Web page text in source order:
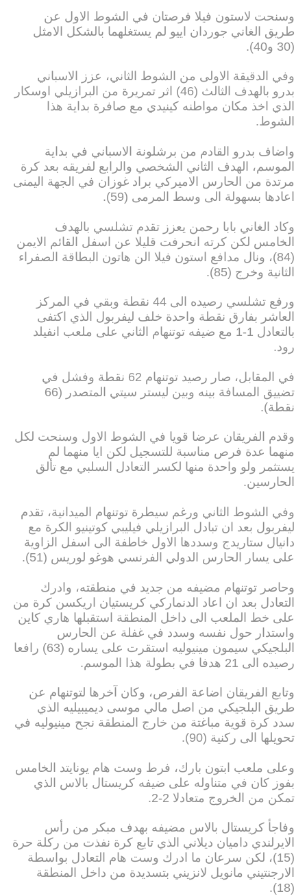
وسنحت لاستون فيلا فرصتان في الشوط الاول عن
طريق الغاني جوردان اييو لم يستغلهما بالشكل الامثل
(30 و40).
وفي الدقيقة الاولى من الشوط الثاني، عزز الاسباني
بدرو بالهدف الثالث (46) اثر تمريرة من البرازيلي اوسكار
الذي اخذ مكان مواطنه كينيدي مع صافرة بداية هذا
الشوط.
واضاف بدرو القادم من برشلونة الاسباني في بداية
الموسم، الهدف الثاني الشخصي والرابع لفريقه بعد كرة
مرتدة من الحارس الاميركي براد غوزان في الجهة اليمنى
اعادها بسهولة الى وسط المرمى (59).
وكاد الغاني بابا رحمن يعزز تقدم تشلسي بالهدف
الخامس لكن كرته انحرفت قليلا عن اسفل القائم الايمن
(84)، ونال مدافع استون فيلا الن هاتون البطاقة الصفراء
الثانية وخرج (85).
ورفع تشلسي رصيده الى 44 نقطة وبقي في المركز
العاشر بفارق نقطة واحدة خلف ليفربول الذي اكتفى
بالتعادل 1-1 مع ضيفه توتنهام الثاني على ملعب انفيلد
رود.
في المقابل، صار رصيد توتنهام 62 نقطة وفشل في
تضييق المسافة بينه وبين ليستر سيتي المتصدر (66
نقطة).
وقدم الفريقان عرضا قويا في الشوط الاول وسنحت لكل
منهما عدة فرص مناسبة للتسجيل لكن ايا منهما لم
يستثمر ولو واحدة منها لكسر التعادل السلبي مع تألق
الحارسين.
وفي الشوط الثاني ورغم سيطرة توتنهام الميدانية، تقدم
ليفربول بعد ان تبادل البرازيلي فيليبي كوتينيو الكرة مع
دانيال ستاريدج وسددها الاول خاطفة الى اسفل الزاوية
على يسار الحارس الدولي الفرنسي هوغو لوريس (51).
وحاصر توتنهام مضيفه من جديد في منطقته، وادرك
التعادل بعد ان اعاد الدنماركي كريستيان اريكسن كرة من
على خط الملعب الى داخل المنطقة استقبلها هاري كاين
واستدار حول نفسه وسدد في غفلة عن الحارس
البلجيكي سيمون مينيوليه استقرت على يساره (63) رافعا
رصيده الى 21 هدفا في بطولة هذا الموسم.
وتابع الفريقان اضاعة الفرص، وكان آخرها لتوتنهام عن
طريق البلجيكي من اصل مالي موسى ديميبيليه الذي
سدد كرة قوية مباغتة من خارج المنطقة نجح مينيوليه في
تحويلها الى ركنية (90).
وعلى ملعب ابتون بارك، فرط وست هام يونايتد الخامس
بفوز كان في متناوله على ضيفه كريستال بالاس الذي
تمكن من الخروج متعادلا 2-2.
وفاجأ كريستال بالاس مضيفه بهدف مبكر من رأس
الايرلندي داميان ديلاني الذي تابع كرة نفذت من ركلة حرة
(15)، لكن سرعان ما ادرك وست هام التعادل بواسطة
الارجنتيني مانويل لانزيني بتسديدة من داخل المنطقة
(18).